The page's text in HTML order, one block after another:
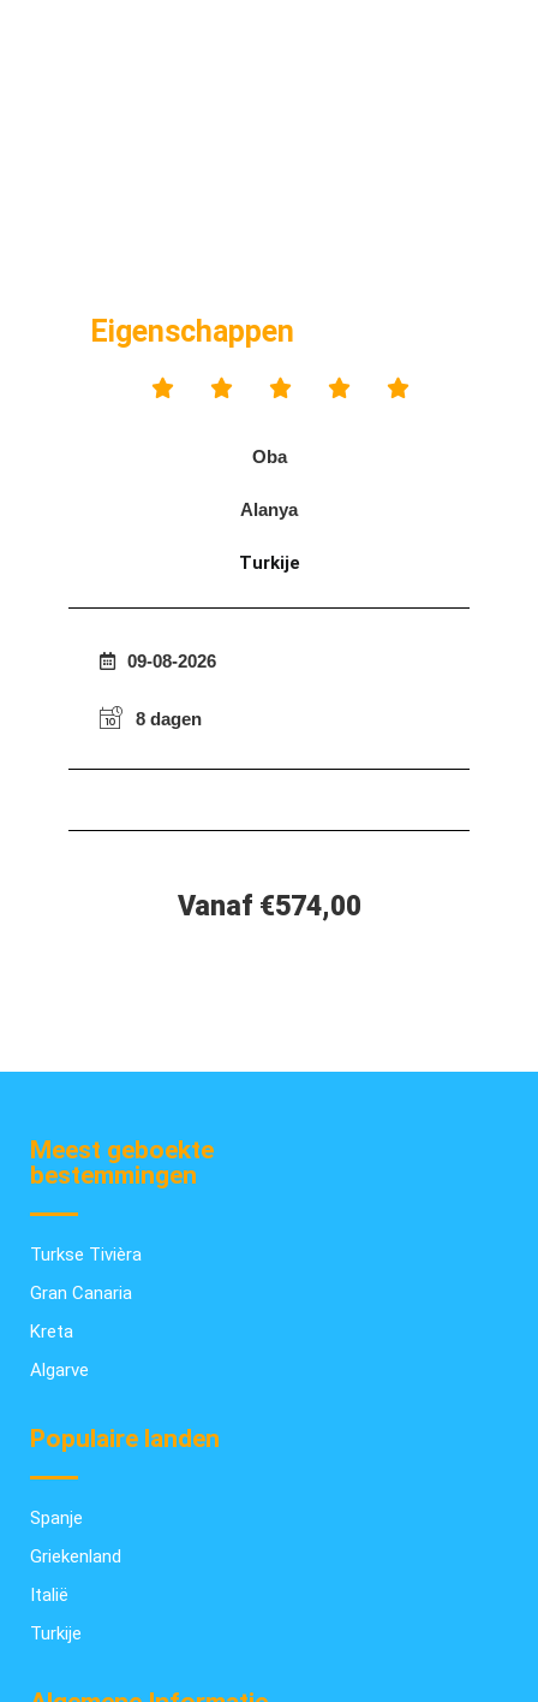
Eigenschappen
    
Oba
Alanya
Turkije
09-08-2026
8 dagen
Vanaf €574,00
Meest geboekte
bestemmingen
Turkse Tivièra
Gran Canaria
Kreta
Algarve
Populaire landen
Spanje
Griekenland
Italië
Turkije